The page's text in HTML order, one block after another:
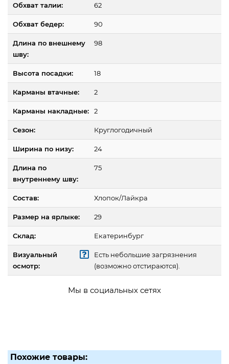
Обхват талии: 62
Обхват бедер: 90
Длина по внешнему
шву:
98
Высота посадки: 18
Карманы втачные: 2
Карманы накладные: 2
Сезон: Круглогодичный
Ширина по низу: 24
Длина по
внутреннему шву:
75
Состав: Хлопок/Лайкра
Размер на ярлыке: 29
Склад: Екатеринбург
Визуальный
осмотр:
Есть небольшие загрязнения
(возможно отстираются).
Мы в социальных сетях
Похожие товары: